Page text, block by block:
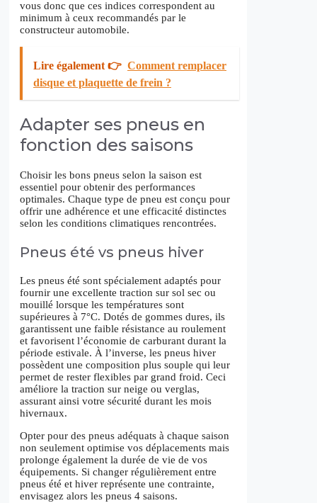
vous donc que ces indices correspondent au
minimum à ceux recommandés par le
constructeur automobile.
Lire également 👉 Comment remplacer
disque et plaquette de frein ?
Adapter ses pneus en
fonction des saisons
Choisir les bons pneus selon la saison est
essentiel pour obtenir des performances
optimales. Chaque type de pneu est conçu pour
offrir une adhérence et une efficacité distinctes
selon les conditions climatiques rencontrées.
Pneus été vs pneus hiver
Les pneus été sont spécialement adaptés pour
fournir une excellente traction sur sol sec ou
mouillé lorsque les températures sont
supérieures à 7°C. Dotés de gommes dures, ils
garantissent une faible résistance au roulement
et favorisent l’économie de carburant durant la
période estivale. À l’inverse, les pneus hiver
possèdent une composition plus souple qui leur
permet de rester flexibles par grand froid. Ceci
améliore la traction sur neige ou verglas,
assurant ainsi votre sécurité durant les mois
hivernaux.
Opter pour des pneus adéquats à chaque saison
non seulement optimise vos déplacements mais
prolonge également la durée de vie de vos
équipements. Si changer régulièrement entre
pneus été et hiver représente une contrainte,
envisagez alors les pneus 4 saisons.